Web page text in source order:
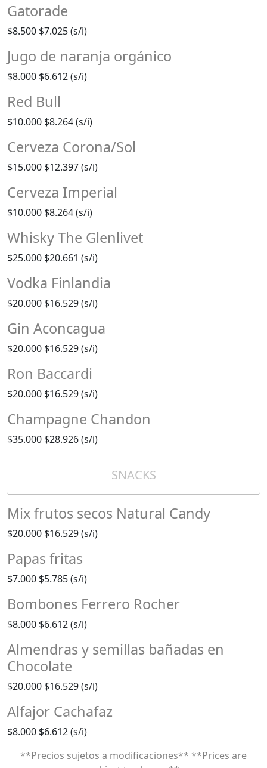
Gatorade
$8.500 $7.025 (s/i)
Jugo de naranja orgánico
$8.000 $6.612 (s/i)
Red Bull
$10.000 $8.264 (s/i)
Cerveza Corona/Sol
$15.000 $12.397 (s/i)
Cerveza Imperial
$10.000 $8.264 (s/i)
Whisky The Glenlivet
$25.000 $20.661 (s/i)
Vodka Finlandia
$20.000 $16.529 (s/i)
Gin Aconcagua
$20.000 $16.529 (s/i)
Ron Baccardi
$20.000 $16.529 (s/i)
Champagne Chandon
$35.000 $28.926 (s/i)
SNACKS
Mix frutos secos Natural Candy
$20.000 $16.529 (s/i)
Papas fritas
$7.000 $5.785 (s/i)
Bombones Ferrero Rocher
$8.000 $6.612 (s/i)
Almendras y semillas bañadas en
Chocolate
$20.000 $16.529 (s/i)
Alfajor Cachafaz
$8.000 $6.612 (s/i)
**Precios sujetos a modificaciones** **Prices are